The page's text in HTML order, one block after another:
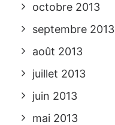
octobre 2013
septembre 2013
août 2013
juillet 2013
juin 2013
mai 2013